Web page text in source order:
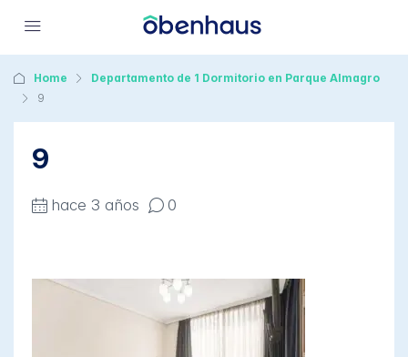
Home
Departamento de 1 Dormitorio en Parque Almagro
9
9
hace 3 años 0